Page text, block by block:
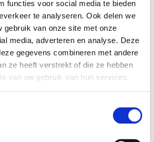
functies voor social media te bieden
te analyseren. Ook delen we
gebruik van onze site met onze
media, adverteren en analyse. Deze
gegevens combineren met andere
ze heeft verstrekt of die ze hebben
van uw gebruik van hun services.
CSR